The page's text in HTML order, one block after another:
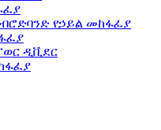
የኃይል መከፋፈያ
ዲቪደር